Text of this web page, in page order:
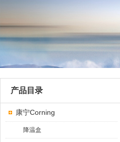
产品目录
康宁Corning
降温盒